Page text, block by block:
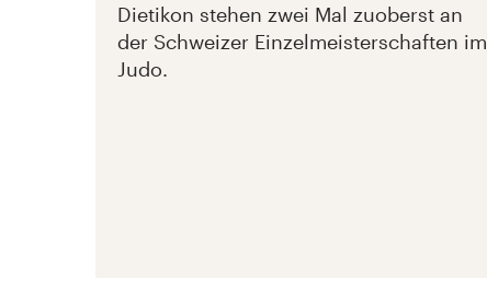
Dietikon stehen zwei Mal zuoberst an
der Schweizer Einzelmeisterschaften im
Judo.